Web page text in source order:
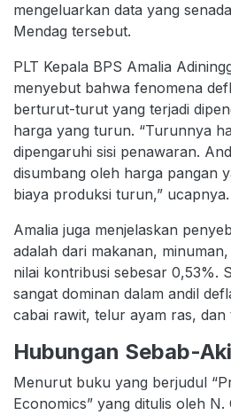
mengeluarkan data yang
Mendag tersebut.
PLT Kepala BPS Amalia
menyebut bahwa fenomena
berturut-turut yang terjadi
harga yang turun. “Turunnya
dipengaruhi sisi penawaran.
disumbang oleh harga pangan
biaya produksi turun,” ucapnya.
Amalia juga menjelaskan
adalah dari makanan,
nilai kontribusi sebesar 0,53%.
sangat dominan dalam andil
cabai rawit, telur ayam ras, dan
Hubungan Sebab-
Menurut buku yang berjudul
Economics” yang ditulis oleh